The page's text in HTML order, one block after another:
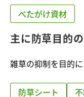
べたがけ資材
主に防草目的
雑草の抑制を目的に
防草シート